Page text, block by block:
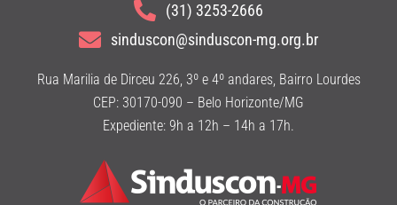
(31) 3253-2666
sinduscon@sinduscon-mg.org.br
Rua Marilia de Dirceu 226, 3º e 4º andares, Bairro Lourdes
CEP: 30170-090 – Belo Horizonte/MG
Expediente: 9h a 12h – 14h a 17h.